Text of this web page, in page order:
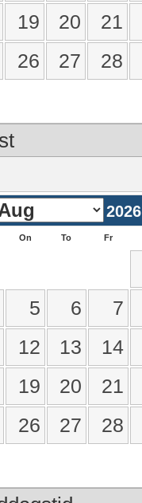
19 20 21
26 27 28
2026
On To Fr
5 6 7
12 13 14
19 20 21
26 27 28